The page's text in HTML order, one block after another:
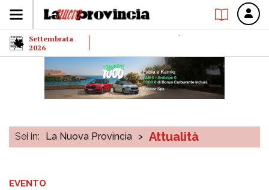
Settembrata
2026
Sei in: La Nuova Provincia > Attualità
EVENTO